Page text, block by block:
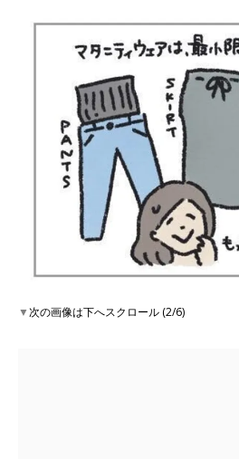
▼次の画像は下へスクロール (2/6)